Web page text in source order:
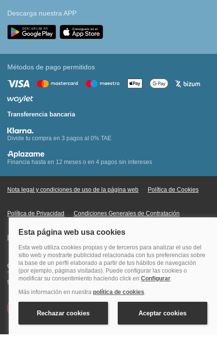
Descarga nuestra APP
Métodos de pago permitidos
Transferencia bancaria
Divide tu compra en 3 pagos al 0% TAE
Financia hasta en 12 meses o en 4 pagos sin intereses
Nota legal y condiciones de uso de la página web Política de Cookies
Política de Privacidad Condiciones Generales de Contratación
Información Legal sobre Mercados en Línea
Quehoteles.com - Especialistas en hoteles © Copyright Veturis Travel S.A.
Todos los derechos reservados. Autorización nº I-AV0000879.4 Tel: +34
915759999